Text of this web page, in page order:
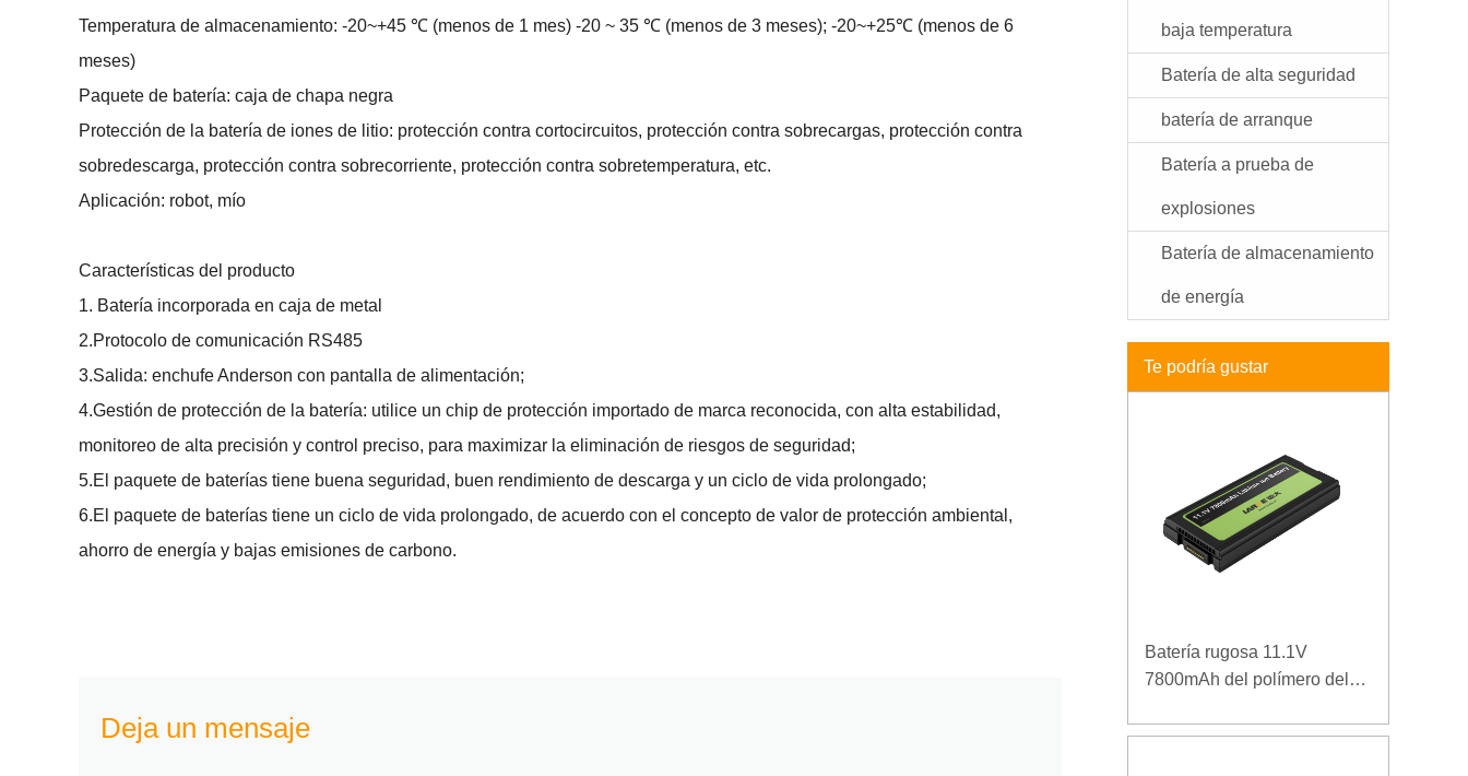
Temperatura de almacenamiento: -20~+45 ℃ (menos de 1 mes) -20 ~ 35 ℃ (menos de 3 meses); -20~+25℃ (menos de 6
meses)
Paquete de batería: caja de chapa negra
Protección de la batería de iones de litio: protección contra cortocircuitos, protección contra sobrecargas, protección contra
sobredescarga, protección contra sobrecorriente, protección contra sobretemperatura, etc.
Aplicación: robot, mío
Características del producto
1. Batería incorporada en caja de metal
2.Protocolo de comunicación RS485
3.Salida: enchufe Anderson con pantalla de alimentación;
4.Gestión de protección de la batería: utilice un chip de protección importado de marca reconocida, con alta estabilidad,
monitoreo de alta precisión y control preciso, para maximizar la eliminación de riesgos de seguridad;
5.El paquete de baterías tiene buena seguridad, buen rendimiento de descarga y un ciclo de vida prolongado;
6.El paquete de baterías tiene un ciclo de vida prolongado, de acuerdo con el concepto de valor de protección ambiental,
ahorro de energía y bajas emisiones de carbono.
Deja un mensaje
baja temperatura
Batería de alta seguridad
batería de arranque
Batería a prueba de
explosiones
Batería de almacenamiento
de energía
Te podría gustar
Batería rugosa 11.1V
7800mAh del polímero del
densidad de alta energía de